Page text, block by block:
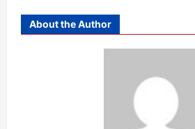
About the Author